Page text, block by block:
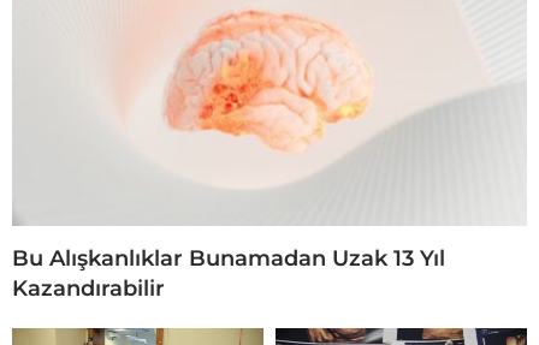
Bu Alışkanlıklar Bunamadan Uzak 13 Yıl
Kazandırabilir